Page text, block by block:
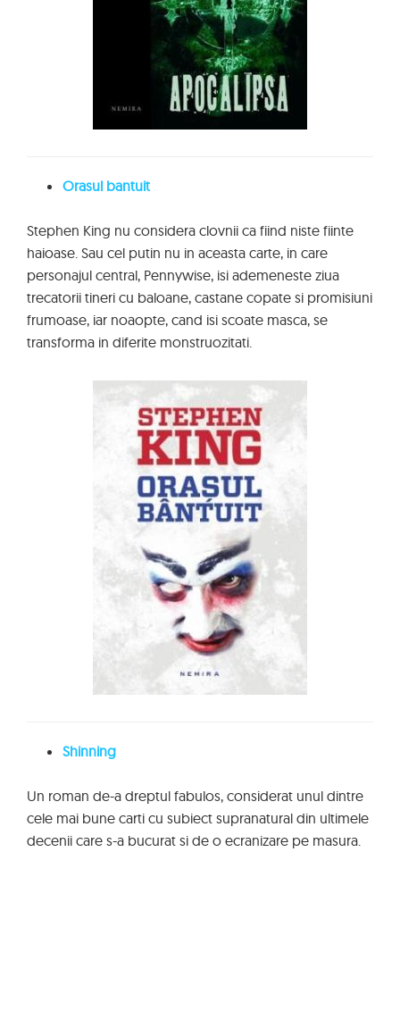
Orasul bantuit
Stephen King nu considera clovnii ca fiind niste fiinte
haioase. Sau cel putin nu in aceasta carte, in care
personajul central, Pennywise, isi ademeneste ziua
trecatorii tineri cu baloane, castane copate si promisiuni
frumoase, iar noaopte, cand isi scoate masca, se
transforma in diferite monstruozitati.
Shinning
Un roman de-a dreptul fabulos, considerat unul dintre
cele mai bune carti cu subiect supranatural din ultimele
decenii care s-a bucurat si de o ecranizare pe masura.